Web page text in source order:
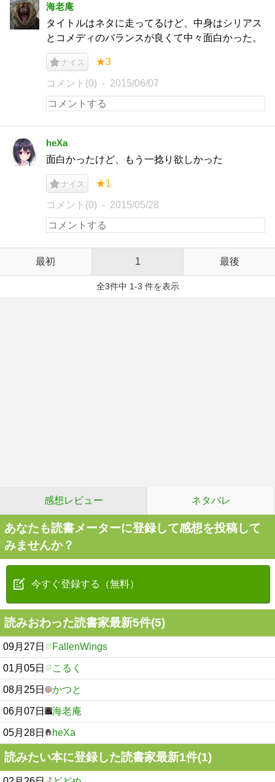
海老庵
タイトルはネタに走ってるけど、中身はシリアス
とコメディのバランスが良くて中々面白かった。
ナイス ★3
コメント(0) 2015/06/07
heXa
面白かったけど、もう一捻り欲しかった
ナイス ★1
コメント(0) 2015/05/28
最初 1 最後
全3件中 1-3 件を表示
感想レビュー ネタバレ
あなたも読書メーターに登録して感想を投稿して
みませんか？
今すぐ登録する（無料）
読みおわった読書家最新5件(5)
09月27日 FallenWings
01月05日 こるく
08月25日 かつと
06月07日 海老庵
05月28日 heXa
読みたい本に登録した読書家最新1件(1)